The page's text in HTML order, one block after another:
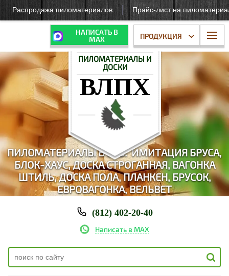
Распродажа пиломатериалов Прайс-лист на
ПИЛОМАТЕРИАЛЫ И
ДОСКИ
ВЛПХ
ПРОДУКЦИЯ
НАПИСАТЬ В
МАХ
ПИЛОМАТЕРИАЛЫ В СПБ: ИМИТАЦИЯ БРУСА,
БЛОК-ХАУС,ДОСКА СТРОГАННАЯ, ВАГОНКА
ШТИЛЬ, ДОСКА ПОЛА, ПЛАНКЕН, БРУСОК,
ЕВРОВАГОНКА, ВЕЛЬВЕТ
(812) 402-20-40
Написать в MAX